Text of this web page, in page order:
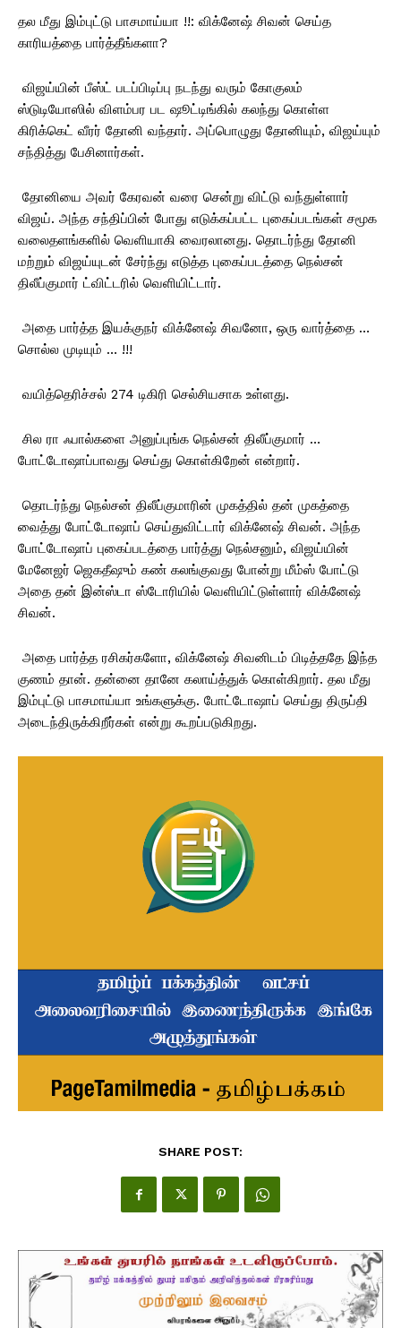
தல மீது இம்புட்டு பாசமாய்யா !!: விக்னேஷ் சிவன் செய்த
காரியத்தை பார்த்தீங்களா?
விஜய்யின் பீஸ்ட் படப்பிடிப்பு நடந்து வரும் கோகுலம்
ஸ்டுடியோஸில் விளம்பர பட ஷூட்டிங்கில் கலந்து கொள்ள
கிரிக்கெட் வீரர் தோனி வந்தார். அப்பொழுது தோனியும், விஜய்யும்
சந்தித்து பேசினார்கள்.
தோனியை அவர் கேரவன் வரை சென்று விட்டு வந்துள்ளார்
விஜய். அந்த சந்திப்பின் போது எடுக்கப்பட்ட புகைப்படங்கள் சமூக
வலைதளங்களில் வெளியாகி வைரலானது. தொடர்ந்து தோனி
மற்றும் விஜய்யுடன் சேர்ந்து எடுத்த புகைப்படத்தை நெல்சன்
திலீப்குமார் ட்விட்டரில் வெளியிட்டார்.
அதை பார்த்த இயக்குநர் விக்னேஷ் சிவனோ, ஒரு வார்த்தை …
சொல்ல முடியும் … !!!
வயித்தெரிச்சல் 274 டிகிரி செல்சியசாக உள்ளது.
சில ரா ஃபால்களை அனுப்புங்க நெல்சன் திலீப்குமார் …
போட்டோஷாப்பாவது செய்து கொள்கிறேன் என்றார்.
தொடர்ந்து நெல்சன் திலீப்குமாரின் முகத்தில் தன் முகத்தை
வைத்து போட்டோஷாப் செய்துவிட்டார் விக்னேஷ் சிவன். அந்த
போட்டோஷாப் புகைப்படத்தை பார்த்து நெல்சனும், விஜய்யின்
மேனேஜர் ஜெகதீஷும் கண் கலங்குவது போன்று மீம்ஸ் போட்டு
அதை தன் இன்ஸ்டா ஸ்டோரியில் வெளியிட்டுள்ளார் விக்னேஷ்
சிவன்.
அதை பார்த்த ரசிகர்களோ, விக்னேஷ் சிவனிடம் பிடித்ததே இந்த
குணம் தான். தன்னை தானே கலாய்த்துக் கொள்கிறார். தல மீது
இம்புட்டு பாசமாய்யா உங்களுக்கு. போட்டோஷாப் செய்து திருப்தி
அடைந்திருக்கிறீர்கள் என்று கூறப்படுகிறது.
SHARE POST: